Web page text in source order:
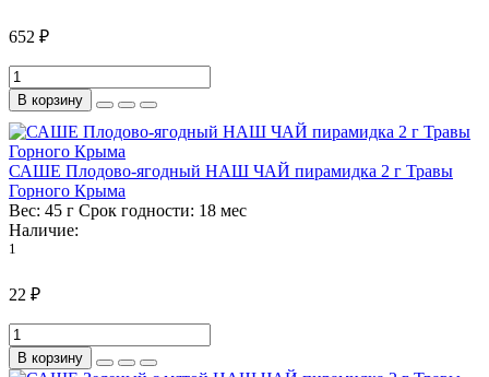
652 ₽
В корзину
САШЕ Плодово-ягодный НАШ ЧАЙ пирамидка 2 г Травы
Горного Крыма
Вес: 45 г Срок годности: 18 мес
Наличие:
1
22 ₽
В корзину